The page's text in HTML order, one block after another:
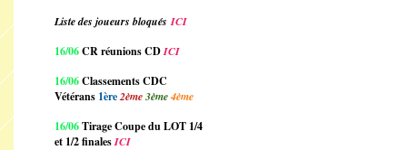
Liste des joueurs bloqués ICI
16/06CR réunions CDICI
16/06Classements CDC
Vétérans 1ère2ème3ème4ème
16/06Tirage Coupe du LOT 1/4
et 1/2 finalesICI